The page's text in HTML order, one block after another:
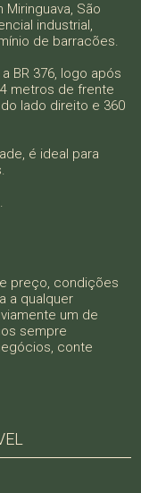
São
industrial,
de barracões.
BR 376, logo após
metros de frente
lado direito e 360
é ideal para
preço, condições
a qualquer
um de
sempre
conte